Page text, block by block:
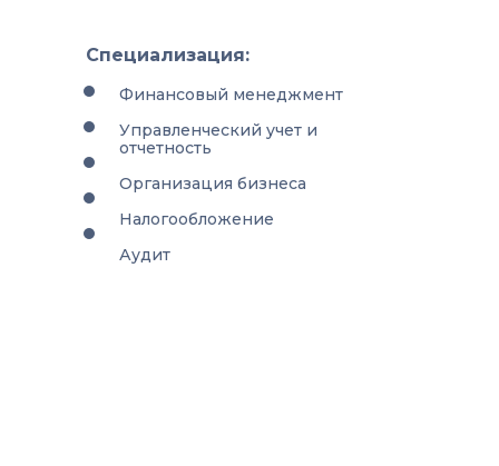
Специализация:
Финансовый менеджмент
Управленческий учет и
отчетность
Организация бизнеса
Налогообложение
Аудит